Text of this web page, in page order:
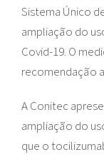
Sistema Único
ampliação do
Covid-19. O
recomendação
A Conitec
ampliação do
que o